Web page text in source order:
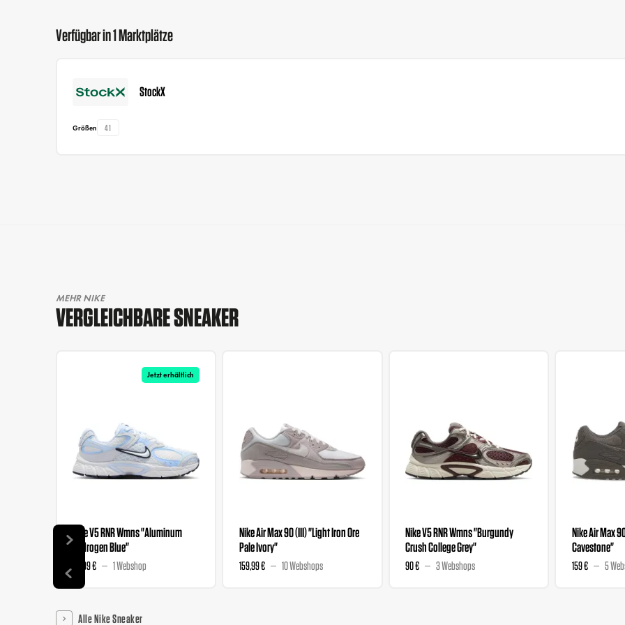
Verfügbar in 1 Marktplätze
StockX
Größen 41
MEHR NIKE
VERGLEICHBARE SNEAKER
Jetzt erhältlich
Nike V5 RNR Wmns "Aluminum
Hydrogen Blue"
89,99 € 1 Webshop
Nike Air Max 90 (III) "Light Iron Ore
Pale Ivory"
159,99 € 10 Webshops
Nike V5 RNR Wmns "Burgundy
Crush College Grey"
90 € 3 Webshops
Nike Air Max
Cavestone"
159 € 5
Alle Nike Sneaker